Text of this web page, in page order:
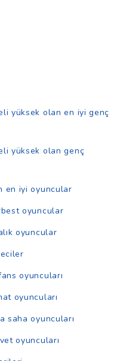
yüksek olan en iyi genç
yüksek olan genç
en iyi oyuncular
oyuncular
oyuncular
oyuncuları
oyuncuları
saha oyuncuları
oyuncuları